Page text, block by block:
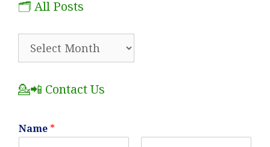
🗂️ All Posts
💁📲 Contact Us
Name *